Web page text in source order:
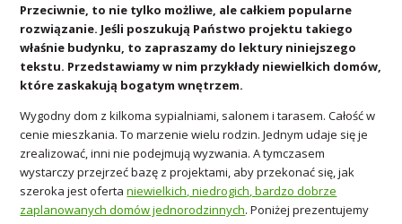
Przeciwnie, to nie tylko możliwe, ale całkiem popularne
rozwiązanie. Jeśli poszukują Państwo projektu takiego
właśnie budynku, to zapraszamy do lektury niniejszego
tekstu. Przedstawiamy w nim przykłady niewielkich domów,
które zaskakują bogatym wnętrzem.
Wygodny dom z kilkoma sypialniami, salonem i tarasem. Całość w
cenie mieszkania. To marzenie wielu rodzin. Jednym udaje się je
zrealizować, inni nie podejmują wyzwania. A tymczasem
wystarczy przejrzeć bazę z projektami, aby przekonać się, jak
szeroka jest ofertaniewielkich, niedrogich, bardzo dobrze
zaplanowanych domów jednorodzinnych. Poniżej prezentujemy